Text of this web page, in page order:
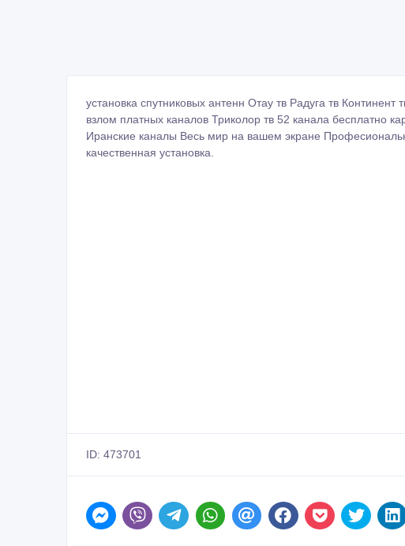
установка спутниковых антенн Отау тв Радуга тв
взлом платных каналов Триколор тв 52 канала бесплатно
Иранские каналы Весь мир на вашем экране
качественная установка.
ID: 473701